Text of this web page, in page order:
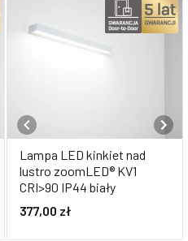
Lampa LED kinkiet nad
lustro zoomLED® KV1
CRI>90 IP44 biały
377,00 zł